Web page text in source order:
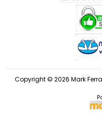
Copyright © 2026 Mark